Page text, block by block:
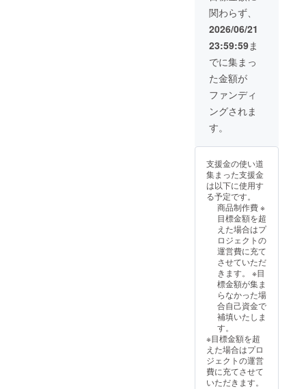
チケッ
トを
メール
でお送
りしま
す
く打ち
上げを
一緒に
したい
と考え
ており
ます。
※公共の
場所で
面会し
ます。
関わらず、
2026/06/21
23:59:59ま
でに集まっ
た金額が
ファンディ
ングされま
す。
支援金の使い道
集まった支援金
は以下に使用す
る予定です。
商品制作費 ※
目標金額を超
えた場合はプ
ロジェクトの
運営費に充て
させていただ
きます。 ※目
標金額が集ま
らなかった場
合自己資金で
補填いたしま
す。
※目標金額を超
えた場合はプロ
ジェクトの運営
費に充てさせて
いただきます。